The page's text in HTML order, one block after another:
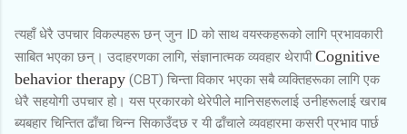
त्यहाँ धेरै उपचार विकल्पहरू छन् जुन ID को साथ वयस्कहरूको लागि प्रभावकारी
साबित भएका छन्। उदाहरणका लागि, संज्ञानात्मक व्यवहार थेरापीCognitive
behavior therapy (CBT) चिन्ता विकार भएका सबै व्यक्तिहरूका लागि एक
धेरै सहयोगी उपचार हो। यस प्रकारको थेरेपीले मानिसहरूलाई उनीहरूलाई खराब
ब्यबहार चिन्तित ढाँचा चिन्न सिकाउँदछ र यी ढाँचाले व्यवहारमा कसरी प्रभाव पार्छ